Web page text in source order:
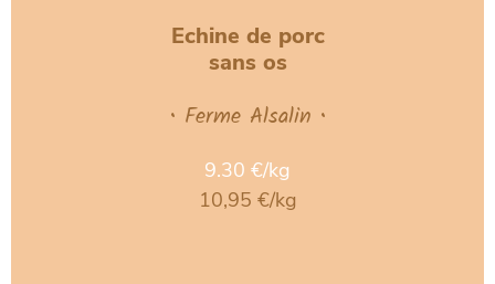
Echine de porc
sans os
• Ferme Alsalin •
9.30 €/kg
10,95 €/kg